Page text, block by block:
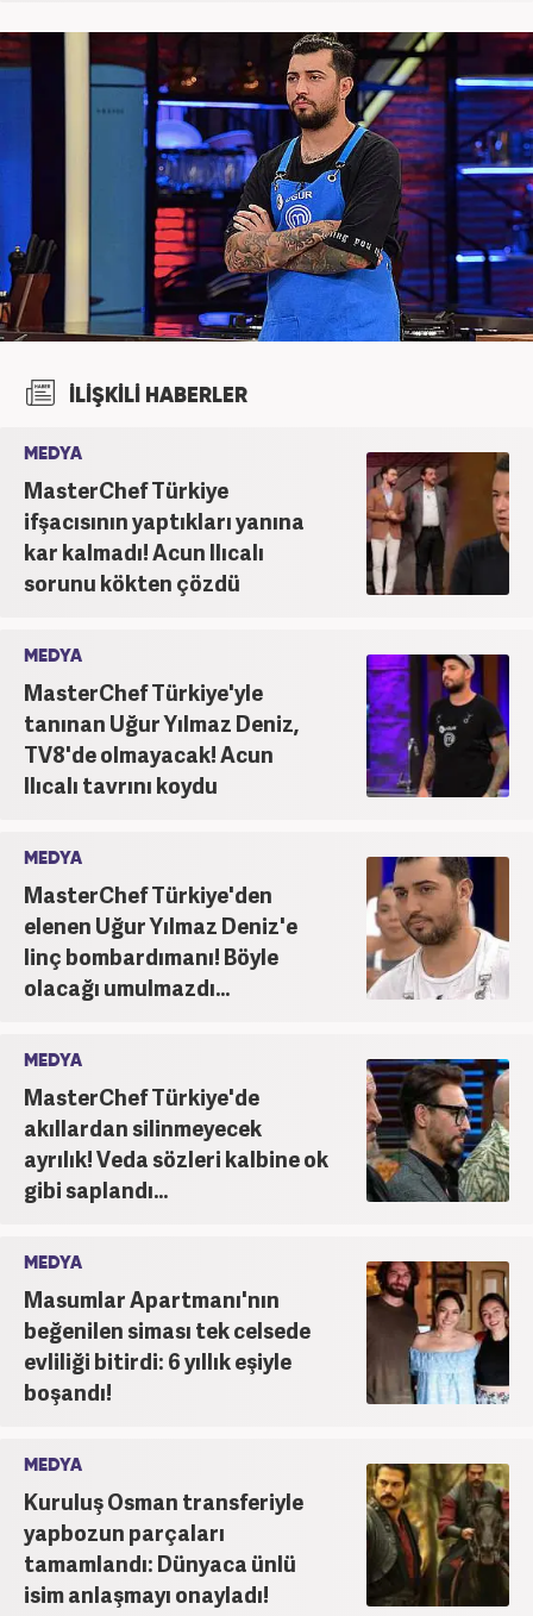
İLİŞKİLİ HABERLER
MEDYA
MasterChef Türkiye
ifşacısının yaptıkları yanına
kar kalmadı! Acun Ilıcalı
sorunu kökten çözdü
MEDYA
MasterChef Türkiye'yle
tanınan Uğur Yılmaz Deniz,
TV8'de olmayacak! Acun
Ilıcalı tavrını koydu
MEDYA
MasterChef Türkiye'den
elenen Uğur Yılmaz Deniz'e
linç bombardımanı! Böyle
olacağı umulmazdı...
MEDYA
MasterChef Türkiye'de
akıllardan silinmeyecek
ayrılık! Veda sözleri kalbine ok
gibi saplandı...
MEDYA
Masumlar Apartmanı'nın
beğenilen siması tek celsede
evliliği bitirdi: 6 yıllık eşiyle
boşandı!
MEDYA
Kuruluş Osman transferiyle
yapbozun parçaları
tamamlandı: Dünyaca ünlü
isim anlaşmayı onayladı!